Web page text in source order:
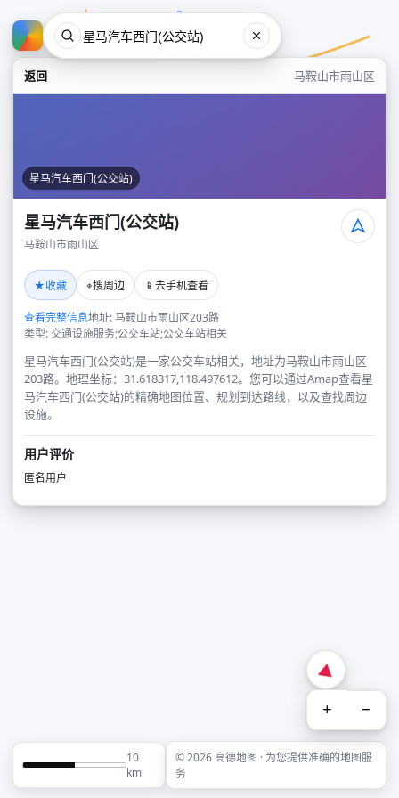
返回 马鞍山市雨山区
星马汽车西门(公交站)
星马汽车西门(公交站)
马鞍山市雨山区
★收藏 ⌖搜周边 📱 去手机查看
查看完整信息地址: 马鞍山市雨山区203路
类型: 交通设施服务;公交车站;公交车站相关
星马汽车西门(公交站)是一家公交车站相关，地址为马鞍山市雨山区
203路。地理坐标：31.618317,118.497612。您可以通过Amap查看星
马汽车西门(公交站)的精确地图位置、规划到达路线，以及查找周边
设施。
用户评价
匿名用户
+ −
10
km
© 2026 高德地图 · 为您提供准确的地图服
务